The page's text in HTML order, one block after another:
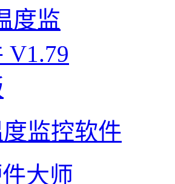
监控软件